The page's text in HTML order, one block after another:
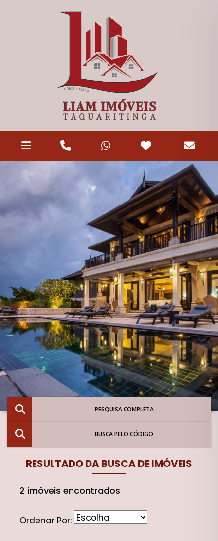
PESQUISA COMPLETA
BUSCA PELO CÓDIGO
RESULTADO DA BUSCA DE IMÓVEIS
2 imóveis encontrados
Ordenar Por: